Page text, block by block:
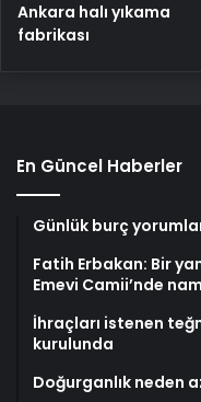
Ankara halı yıkama
fabrikası
En Güncel Haberler
Günlük burç
Fatih Erbakan: Bir
Emevi Camii’nde
İhraçları istenen
kurulunda
Doğurganlık neden